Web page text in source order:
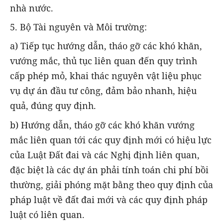
nhà nước.
5. Bộ Tài nguyên và Môi trường:
a) Tiếp tục hướng dẫn, tháo gỡ các khó khăn,
vướng mắc, thủ tục liên quan đến quy trình
cấp phép mỏ, khai thác nguyên vật liệu phục
vụ dự án đầu tư công, đảm bảo nhanh, hiệu
quả, đúng quy định.
b) Hướng dẫn, tháo gỡ các khó khăn vướng
mắc liên quan tới các quy định mới có hiệu lực
của Luật Đất đai và các Nghị định liên quan,
đặc biệt là các dự án phải tính toán chi phí bồi
thường, giải phóng mặt bằng theo quy định của
pháp luật về đất đai mới và các quy định pháp
luật có liên quan.